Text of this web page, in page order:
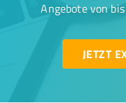
Angebote von
JETZT